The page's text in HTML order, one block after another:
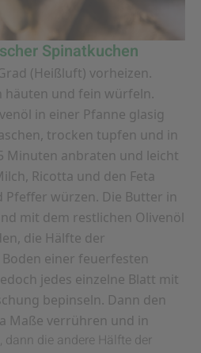
Spinatkuchen
(Heißluft) vorheizen.
häuten und fein würfeln.
in einer Pfanne glasig
trocken tupfen und in
Minuten anbraten und leicht
Ricotta und den Feta
würzen. Die Butter in
mit dem restlichen Olivenöl
die Hälfte der
einer feuerfesten
jedes einzelne Blatt mit
bepinseln. Dann den
Maße verrühren und in
die andere Hälfte der